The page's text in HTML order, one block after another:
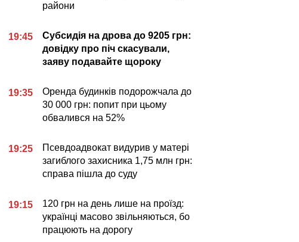
райони
19:45
Субсидія на дрова до 9205 грн:
довідку про піч скасували,
заяву подавайте щороку
19:35
Оренда будинків подорожчала до
30 000 грн: попит при цьому
обвалився на 52%
19:25
Псевдоадвокат видурив у матері
загиблого захисника 1,75 млн грн:
справа пішла до суду
19:15
120 грн на день лише на проїзд:
українці масово звільняються, бо
працюють на дорогу